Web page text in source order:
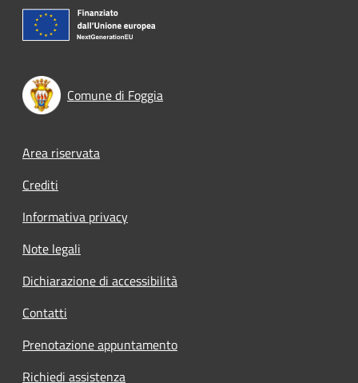
Comune di Foggia
Footer menu
Area riservata
Crediti
Informativa privacy
Note legali
Dichiarazione di accessibilità
Contatti
Prenotazione appuntamento
Richiedi assistenza